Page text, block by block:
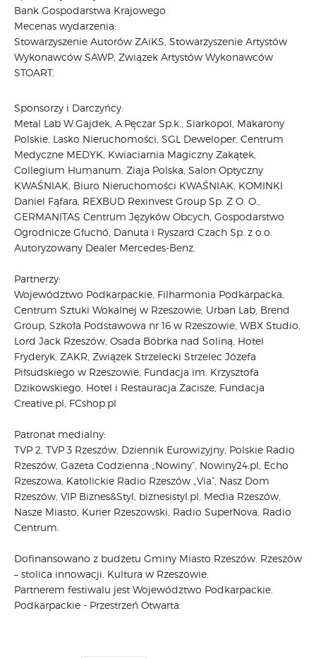
Bank Gospodarstwa Krajowego
Mecenas wydarzenia:
Stowarzyszenie Autorów ZAiKS, Stowarzyszenie Artystów
Wykonawców SAWP, Związek Artystów Wykonawców
STOART.
Sponsorzy i Darczyńcy:
Metal Lab W.Gajdek, A.Pęczar Sp.k., Siarkopol, Makarony
Polskie, Lasko Nieruchomości, SGL Deweloper, Centrum
Medyczne MEDYK, Kwiaciarnia Magiczny Zakątek,
Collegium Humanum, Ziaja Polska, Salon Optyczny
KWAŚNIAK, Biuro Nieruchomości KWAŚNIAK, KOMINKI
Daniel Fąfara, REXBUD Rexinvest Group Sp. Z O. O.,
GERMANITAS Centrum Języków Obcych, Gospodarstwo
Ogrodnicze Głuchó, Danuta i Ryszard Czach Sp. z o.o.
Autoryzowany Dealer Mercedes-Benz.
Partnerzy:
Województwo Podkarpackie, Filharmonia Podkarpacka,
Centrum Sztuki Wokalnej w Rzeszowie, Urban Lab, Brend
Group, Szkoła Podstawowa nr 16 w Rzeszowie, WBX Studio,
Lord Jack Rzeszów, Osada Bóbrka nad Soliną, Hotel
Fryderyk, ZAKR, Związek Strzelecki Strzelec Józefa
Piłsudskiego w Rzeszowie, Fundacja im. Krzysztofa
Dzikowskiego, Hotel i Restauracja Zacisze, Fundacja
Creative.pl, FCshop.pl
Patronat medialny:
TVP 2, TVP 3 Rzeszów, Dziennik Eurowizyjny, Polskie Radio
Rzeszów, Gazeta Codzienna „Nowiny”, Nowiny24.pl, Echo
Rzeszowa, Katolickie Radio Rzeszów „Via”, Nasz Dom
Rzeszów, VIP Biznes&Styl, biznesistyl.pl, Media Rzeszów,
Nasze Miasto, Kurier Rzeszowski, Radio SuperNova, Radio
Centrum.
Dofinansowano z budżetu Gminy Miasto Rzeszów. Rzeszów
– stolica innowacji. Kultura w Rzeszowie.
Partnerem festiwalu jest Województwo Podkarpackie.
Podkarpackie - Przestrzeń Otwarta.